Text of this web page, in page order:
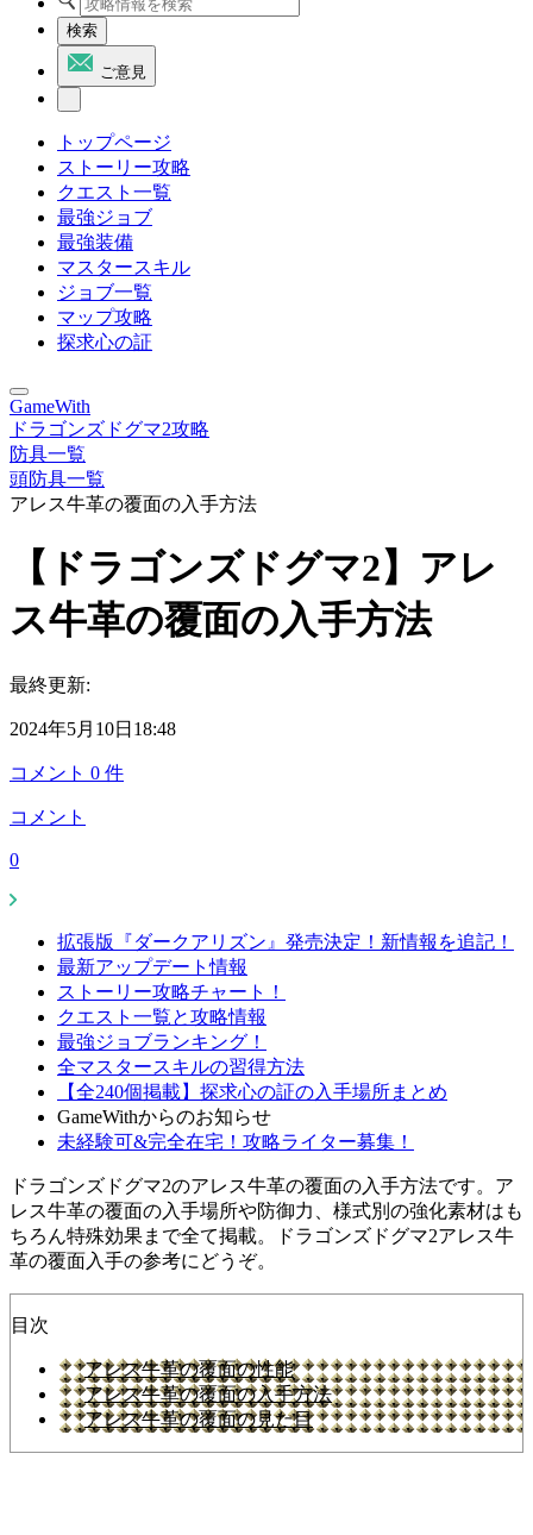
検索
ご意見
トップページ
ストーリー攻略
クエスト一覧
最強ジョブ
最強装備
マスタースキル
ジョブ一覧
マップ攻略
探求心の証
GameWith
ドラゴンズドグマ2攻略
防具一覧
頭防具一覧
アレス牛革の覆面の入手方法
【ドラゴンズドグマ2】アレ
ス牛革の覆面の入手方法
最終更新:
2024年5月10日18:48
コメント 0 件
コメント
0
拡張版『ダークアリズン』発売決定！新情報を追記！
最新アップデート情報
ストーリー攻略チャート！
クエスト一覧と攻略情報
最強ジョブランキング！
全マスタースキルの習得方法
【全240個掲載】探求心の証の入手場所まとめ
GameWithからのお知らせ
未経験可&完全在宅！攻略ライター募集！
ドラゴンズドグマ2のアレス牛革の覆面の入手方法です。ア
レス牛革の覆面の入手場所や防御力、様式別の強化素材はも
ちろん特殊効果まで全て掲載。ドラゴンズドグマ2アレス牛
革の覆面入手の参考にどうぞ。
目次
アレス牛革の覆面の性能
アレス牛革の覆面の入手方法
アレス牛革の覆面の見た目